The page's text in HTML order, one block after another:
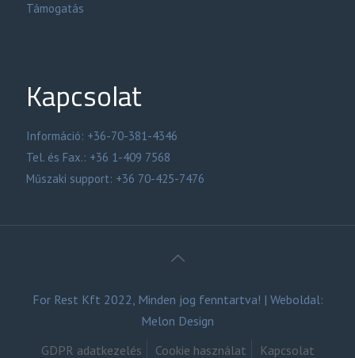
Támogatás
Kapcsolat
Információ: +36-70-381-4346
Tel. és Fax.: +36 1-409 7568
Műszaki support: +36 70-425-7476
For Rest Kft 2022, Minden jog fenntartva! | Weboldal:
Melon Design
GDPR adatkezelés
Cookie használat Kapcsolat